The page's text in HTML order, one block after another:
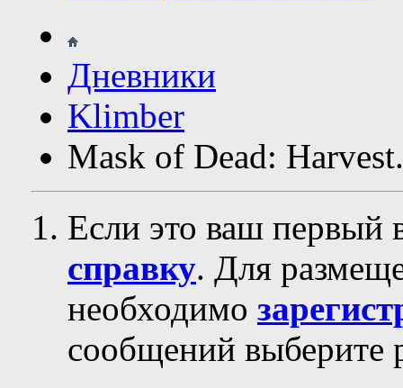
Дневники
Klimber
Mask of Dead:
Если это ваш первый
справку. Для
необходимо
сообщений выберите